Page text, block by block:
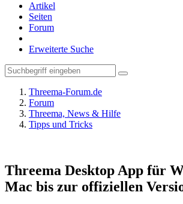
Artikel
Seiten
Forum
Erweiterte Suche
Threema-Forum.de
Forum
Threema, News & Hilfe
Tipps und Tricks
Threema Desktop App für
Mac bis zur offiziellen